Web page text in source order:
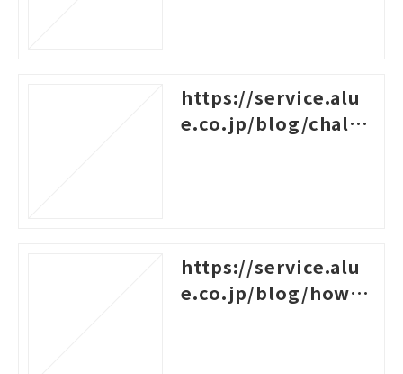
https://service.alu
e.co.jp/blog/challe
https://service.alu
e.co.jp/blog/how-t